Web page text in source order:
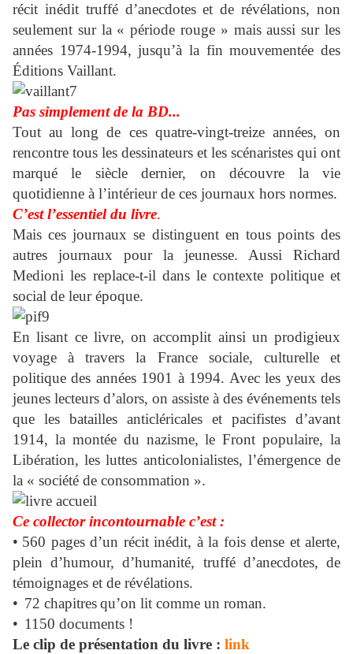
récit inédit truffé d’anecdotes et de révélations, non
seulement sur la « période rouge » mais aussi sur les
années 1974-1994, jusqu’à la fin mouvementée des
Éditions Vaillant.
Pas simplement de la BD...
Tout au long de ces quatre-vingt-treize années, on
rencontre tous les dessinateurs et les scénaristes qui ont
marqué le siècle dernier, on découvre la vie
quotidienne à l’intérieur de ces journaux hors normes.
C’est l’essentiel du livre.
Mais ces journaux se distinguent en tous points des
autres journaux pour la jeunesse. Aussi Richard
Medioni les replace-t-il dans le contexte politique et
social de leur époque.
En lisant ce livre, on accomplit ainsi un prodigieux
voyage à travers la France sociale, culturelle et
politique des années 1901 à 1994. Avec les yeux des
jeunes lecteurs d’alors, on assiste à des événements tels
que les batailles anticléricales et pacifistes d’avant
1914, la montée du nazisme, le Front populaire, la
Libération, les luttes anticolonialistes, l’émergence de
la « société de consommation ».
Ce collector incontournable c’est :
• 560 pages d’un récit inédit, à la fois dense et alerte,
plein d’humour, d’humanité, truffé d’anecdotes, de
témoignages et de révélations.
• 72 chapitresqu’on lit comme un roman.
• 1150 documents !
Le clip de présentation du livre : link